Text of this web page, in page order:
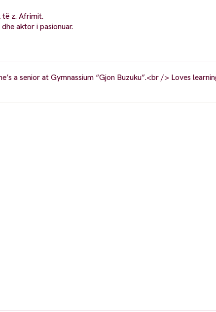
të z. Afrimit.
aktor i pasionuar.
a senior at Gymnassium “Gjon Buzuku”.<br /> Loves